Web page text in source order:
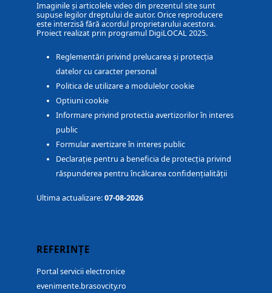
Imaginile și articolele video din prezentul site sunt
supuse legilor dreptului de autor. Orice reproducere
este interzisă fără acordul proprietarului acestora.
Proiect realizat prin programul DigiLOCAL 2025.
Reglementări privind prelucarea și protecția
datelor cu caracter personal
Politica de utilizare a modulelor cookie
Optiuni cookie
Informare privind protectia avertizorilor în interes
public
Formular avertizare în interes public
Declarație pentru a beneficia de protecția privind
răspunderea pentru încălcarea confidențialității
Ultima actualizare:07-08-2026
REFERINȚE
Portal servicii electronice
evenimente.brasovcity.ro